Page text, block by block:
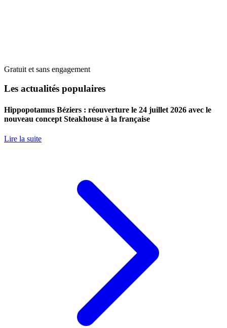
Gratuit et sans engagement
Les actualités populaires
Hippopotamus Béziers : réouverture le 24 juillet 2026 avec le
nouveau concept Steakhouse à la française
Lire la suite